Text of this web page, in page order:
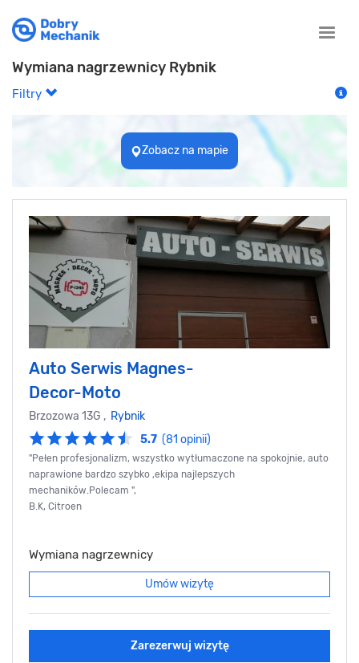
Toggle
Wymiana nagrzewnicy Rybnik
Filtry
Zobacz na mapie
Auto Serwis Magnes-
Decor-Moto
Brzozowa 13G , Rybnik
5.7 (81 opinii)
"Pełen profesjonalizm, wszystko wytłumaczone na spokojnie, auto
naprawione bardzo szybko ,ekipa najlepszych
mechaników.Polecam ",
B.K, Citroen
Wymiana nagrzewnicy
Umów wizytę
Zarezerwuj wizytę